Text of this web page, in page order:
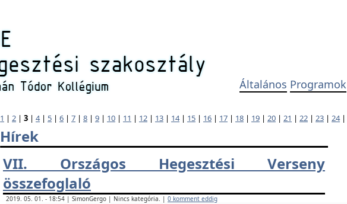
Általános Programok
1 | 2 | 3 | 4| 5 | 6 | 7 | 8 | 9 | 10 | 11 | 12 | 13 | 14| 15 | 16 | 17 | 18 | 19 | 20 | 21 | 22 | 23 | 24|
Hírek
VII. Országos Hegesztési Verseny
összefoglaló
2019. 05. 01. - 18:54 | SimonGergo | Nincs kategória. | 0 komment eddig